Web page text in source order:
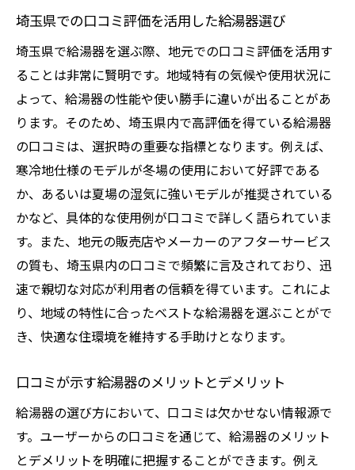
口コミで見つける生活に適した給湯器
給湯器選びにおける生活への口コミの影響
口コミで比較する給湯器の生活適合性
口コミを通じて見つける最適な給湯器
口コミが語る最適な給湯器の選び方
最適な給湯器を見つけるための口コミ活用
法
口コミで探る理想の給湯器
口コミから選ぶ最適な給湯器のポイント
最適な給湯器選び、口コミが鍵を握る
埼玉県での最適給湯器探しに役立つ口コミ
埼玉県での口コミ評価を活用した給湯器選び
埼玉県で給湯器を選ぶ際、地元での口コミ評価を活用す
ることは非常に賢明です。地域特有の気候や使用状況に
よって、給湯器の性能や使い勝手に違いが出ることがあ
ります。そのため、埼玉県内で高評価を得ている給湯器
の口コミは、選択時の重要な指標となります。例えば、
寒冷地仕様のモデルが冬場の使用において好評である
か、あるいは夏場の湿気に強いモデルが推奨されている
かなど、具体的な使用例が口コミで詳しく語られていま
す。また、地元の販売店やメーカーのアフターサービス
の質も、埼玉県内の口コミで頻繁に言及されており、迅
速で親切な対応が利用者の信頼を得ています。これによ
り、地域の特性に合ったベストな給湯器を選ぶことがで
き、快適な住環境を維持する手助けとなります。
口コミが示す給湯器のメリットとデメリット
給湯器の選び方において、口コミは欠かせない情報源で
す。ユーザーからの口コミを通じて、給湯器のメリット
とデメリットを明確に把握することができます。例え